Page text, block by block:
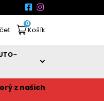
0
Košík
z našich